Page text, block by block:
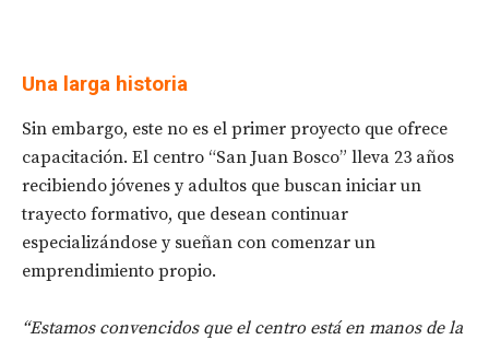
Una larga historia
Sin embargo, este no es el primer proyecto que ofrece
capacitación. El centro “San Juan Bosco” lleva 23 años
recibiendo jóvenes y adultos que buscan iniciar un
trayecto formativo, que desean continuar
especializándose y sueñan con comenzar un
emprendimiento propio.
“Estamos convencidos que el centro está en manos de la